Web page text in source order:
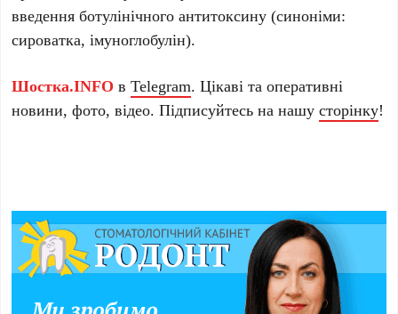
введення ботулінічного антитоксину (синоніми:
сироватка, імуноглобулін).
Шостка.INFO вTelegram. Цікаві та оперативні
новини, фото, відео. Підписуйтесь на нашусторінку!